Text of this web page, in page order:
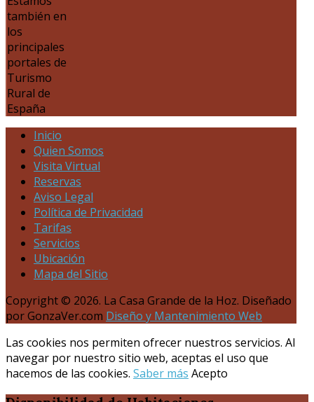
también en
los
principales
portales de
Turismo
Rural de
España
Inicio
Quien Somos
Visita Virtual
Reservas
Aviso Legal
Política de Privacidad
Tarifas
Servicios
Ubicación
Mapa del Sitio
Copyright © 2026. La Casa Grande de la Hoz. Diseñado
por GonzaVer.com Diseño y Mantenimiento Web
Las cookies nos permiten ofrecer nuestros servicios. Al
navegar por nuestro sitio web, aceptas el uso que
hacemos de las cookies. Saber más Acepto